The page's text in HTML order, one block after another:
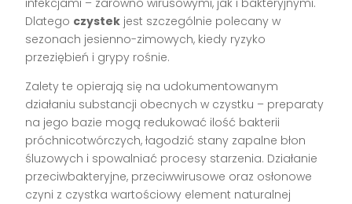
infekcjami – zarówno wirusowymi, jak i bakteryjnymi.
Dlatego czystek jest szczególnie polecany w
sezonach jesienno-zimowych, kiedy ryzyko
przeziębień i grypy rośnie.
Zalety te opierają się na udokumentowanym
działaniu substancji obecnych w czystku – preparaty
na jego bazie mogą redukować ilość bakterii
próchnicotwórczych, łagodzić stany zapalne błon
śluzowych i spowalniać procesy starzenia. Działanie
przeciwbakteryjne, przeciwwirusowe oraz osłonowe
czyni z czystka wartościowy element naturalnej